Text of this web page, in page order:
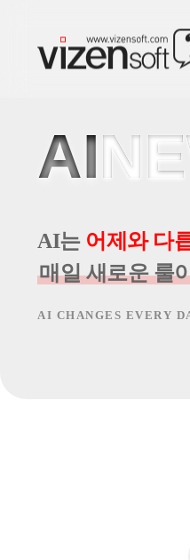
인공지능 기술 동향과 AI 업계
AI
AI는 어제와 다
매일 새로운 룰
AI CHANGES EVERY